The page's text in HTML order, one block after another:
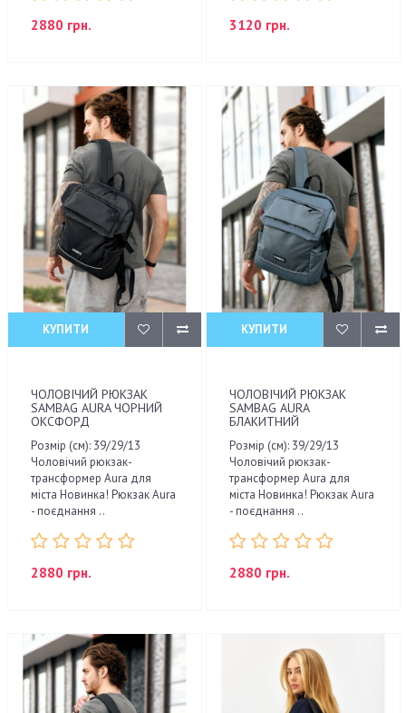
2880 грн. 3120 грн.
КУПИТИ
ЧОЛОВІЧИЙ РЮКЗАК
SAMBAG AURA ЧОРНИЙ
ОКСФОРД
Розмір (см): 39/29/13
Чоловічий рюкзак-
трансформер Aura для
міста Новинка! Рюкзак Aura
- поєднання ..
2880 грн.
КУПИТИ
ЧОЛОВІЧИЙ РЮКЗАК
SAMBAG AURA
БЛАКИТНИЙ
Розмір (см): 39/29/13
Чоловічий рюкзак-
трансформер Aura для
міста Новинка! Рюкзак Aura
- поєднання ..
2880 грн.